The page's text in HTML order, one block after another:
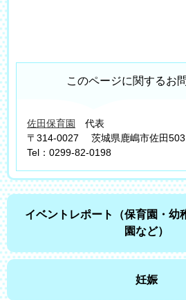
このページに関するお
佐田保育園
代表
〒314-0027
茨城県鹿嶋市佐田503
Tel：0299-82-0198
イベントレポート（保育園・幼
園など）
妊娠